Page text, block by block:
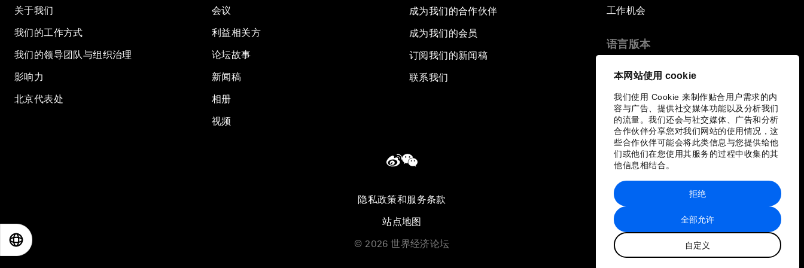
本网站使用 cookie
我们使用 Cookie 来制作贴合用户需求的内
容与广告、提供社交媒体功能以及分析我们
的流量。我们还会与社交媒体、广告和分析
合作伙伴分享您对我们网站的使用情况，这
些合作伙伴可能会将此类信息与您提供给他
们或他们在您使用其服务的过程中收集的其
他信息相结合。
全部允许
自定义
拒绝
关于我们
我们的工作方式
我们的领导团队与组织治理
影响力
北京代表处
会议
利益相关方
论坛故事
新闻稿
相册
视频
成为我们的合作伙伴
成为我们的会员
订阅我们的新闻稿
联系我们
工作机会
语言版本
隐私政策和服务条款
站点地图
© 2026 世界经济论坛